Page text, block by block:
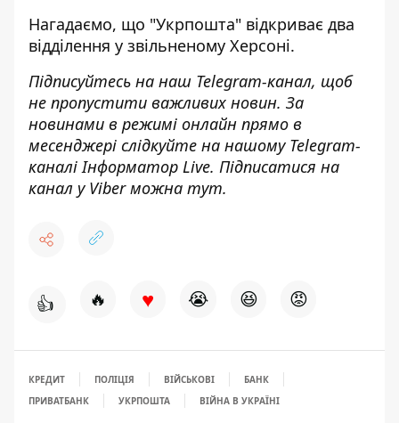
Нагадаємо, що "Укрпошта" відкриває два
відділення у звільненому Херсоні.
Підписуйтесь на наш Telegram-канал, щоб
не пропустити важливих новин. За
новинами в режимі онлайн прямо в
месенджері слідкуйте на нашому Telegram-
каналіІнформатор Live. Підписатися на
канал у Viber можна тут.
👍 🔥 ♥ 😭 😆 😡
КРЕДИТ ПОЛІЦІЯ ВІЙСЬКОВІ
БАНК
ПРИВАТБАНК
УКРПОШТА ВІЙНА В УКРАЇНІ